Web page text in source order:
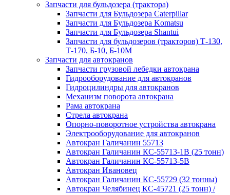
Запчасти для бульдозера (трактора)
Запчасти для Бульдозера Caterpillar
Запчасти для Бульдозера Komatsu
Запчасти для Бульдозера Shantui
Запчасти для бульдозеров (тракторов) Т-130,
Т-170, Б-10, Б-10М
Запчасти для автокранов
Запчасти грузовой лебедки автокрана
Гидрооборудование для автокранов
Гидроцилиндры для автокранов
Механизм поворота автокрана
Рама автокрана
Стрела автокрана
Опорно-поворотное устройства автокрана
Электрооборудование для автокранов
Автокран Галичанин 55713
Автокран Галичанин КС-55713-1В (25 тонн)
Автокран Галичанин КС-55713-5В
Автокран Ивановец
Автокран Галичанин КС-55729 (32 тонны)
Автокран Челябинец КС-45721 (25 тонн) /